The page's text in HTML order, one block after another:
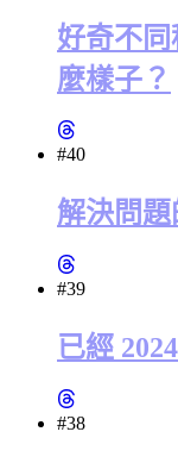
好奇不
麼樣子？
#40
解決問
#39
已經
#38